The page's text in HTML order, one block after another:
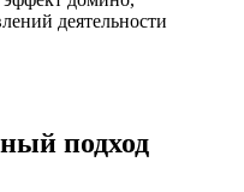
деятельности
подход